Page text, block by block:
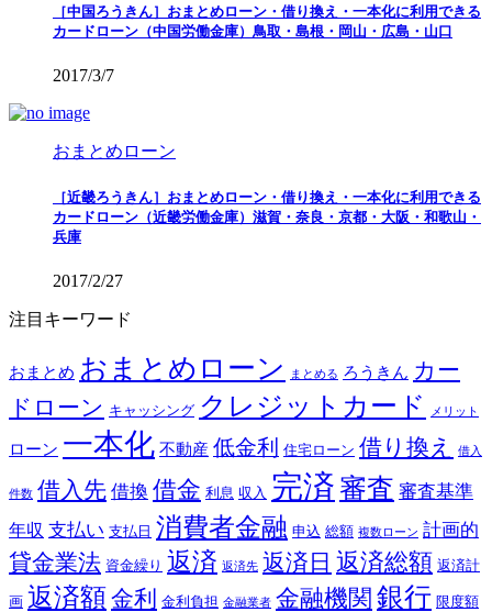
［中国ろうきん］おまとめローン・借り換え・一本化に利用できる
カードローン（中国労働金庫）鳥取・島根・岡山・広島・山口
2017/3/7
おまとめローン
［近畿ろうきん］おまとめローン・借り換え・一本化に利用できる
カードローン（近畿労働金庫）滋賀・奈良・京都・大阪・和歌山・
兵庫
2017/2/27
注目キーワード
おまとめ おまとめローン まとめる ろうきん カー
ドローン キャッシング クレジットカード メリット
ローン 一本化 不動産 低金利 住宅ローン 借り換え 借入
件数 借入先 借換 借金 利息 収入 完済 審査 審査基準
年収 支払い 支払日 消費者金融 申込 総額 複数ローン 計画的
貸金業法 資金繰り 返済 返済先 返済日 返済総額 返済計
画 返済額 金利 金利負担 金融業者 金融機関 銀行 限度額